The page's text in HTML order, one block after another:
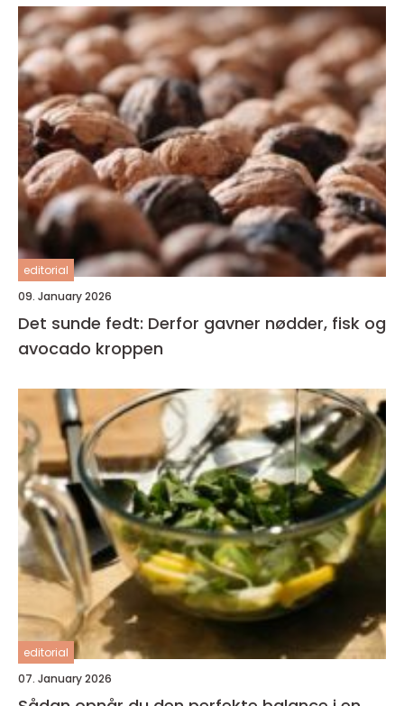
editorial
09. January 2026
Det sunde fedt: Derfor gavner nødder, fisk og
avocado kroppen
editorial
07. January 2026